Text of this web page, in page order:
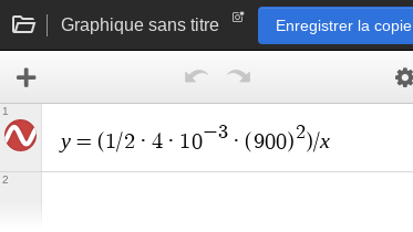
Graphique sans titre Enregistrer la copie
y = ( 1/2 · 4 · 10−3 · ( 900)2)/x
1
2